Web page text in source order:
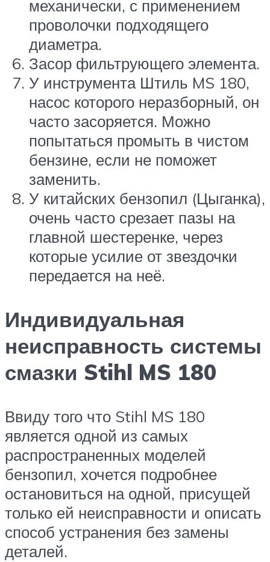
механически, с применением
проволочки подходящего
диаметра.
Засор фильтрующего элемента.
У инструмента Штиль MS 180,
насос которого неразборный, он
часто засоряется. Можно
попытаться промыть в чистом
бензине, если не поможет
заменить.
У китайских бензопил (Цыганка),
очень часто срезает пазы на
главной шестеренке, через
которые усилие от звездочки
передается на неё.
Индивидуальная
неисправность системы
смазки Stihl MS 180
Ввиду того что Stihl MS 180
является одной из самых
распространенных моделей
бензопил, хочется подробнее
остановиться на одной, присущей
только ей неисправности и описать
способ устранения без замены
деталей.